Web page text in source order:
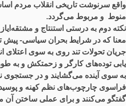
واقع سرنوشت تاریخی انقلاب مردم
منوط و مربوط می‌گردد.
نکته دوم به درستی استنتاج و
معنا که در شرایط بحران سیاسی- پیش تر
جریان تحولات تند روی به سوی اعتلای
یابی توده‌های کارگر و زحمتکش و به
به سوی آینده می‌گشایند و در جستجوی
فراسوی چارچوب‌های نظم کهنه و
گفتگو می‌کنند و برای عملی ساختن آن